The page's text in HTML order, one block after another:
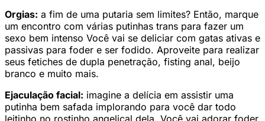
Orgias: a fim de uma putaria sem limites? Então, marque
um encontro com várias putinhas trans para fazer um
sexo bem intenso Você vai se deliciar com gatas ativas e
passivas para foder e ser fodido. Aproveite para realizar
seus fetiches de dupla penetração, fisting anal, beijo
branco e muito mais.
Ejaculação facial: imagine a delícia em assistir uma
putinha bem safada implorando para você dar todo